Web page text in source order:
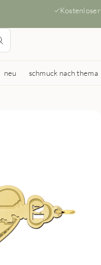
neu schmuck nach thema